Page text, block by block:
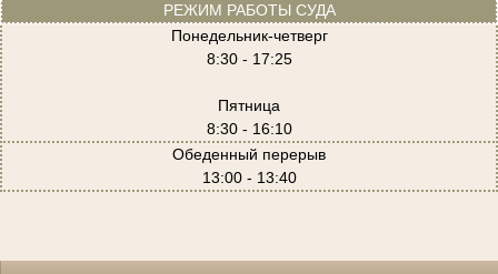
РЕЖИМ РАБОТЫ СУДА
Понедельник-четверг
8:30 - 17:25
Пятница
8:30 - 16:10
Обеденный перерыв
13:00 - 13:40